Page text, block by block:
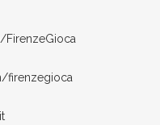
firenzegioca